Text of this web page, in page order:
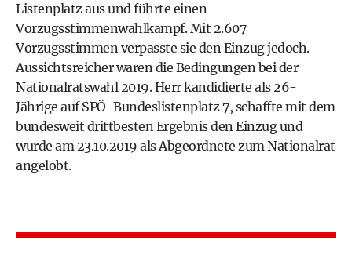
Listenplatz aus und führte einen
Vorzugsstimmenwahlkampf. Mit 2.607
Vorzugsstimmen verpasste sie den Einzug jedoch.
Aussichtsreicher waren die Bedingungen bei der
Nationalratswahl 2019. Herr kandidierte als 26-
Jährige auf SPÖ-Bundeslistenplatz 7, schaffte mit dem
bundesweit drittbesten Ergebnis den Einzug und
wurde am 23.10.2019 als Abgeordnete zum Nationalrat
angelobt.